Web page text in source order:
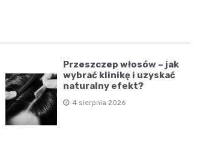
Przeszczep włosów – jak
wybrać klinikę i uzyskać
naturalny efekt?
4 sierpnia 2026